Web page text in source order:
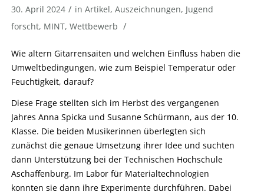
30. April 2024 / in Artikel, Auszeichnungen, Jugend
forscht, MINT, Wettbewerb /
Wie altern Gitarrensaiten und welchen Einfluss haben die
Umweltbedingungen, wie zum Beispiel Temperatur oder
Feuchtigkeit, darauf?
Diese Frage stellten sich im Herbst des vergangenen
Jahres Anna Spicka und Susanne Schürmann, aus der 10.
Klasse. Die beiden Musikerinnen überlegten sich
zunächst die genaue Umsetzung ihrer Idee und suchten
dann Unterstützung bei der Technischen Hochschule
Aschaffenburg. Im Labor für Materialtechnologien
konnten sie dann ihre Experimente durchführen. Dabei